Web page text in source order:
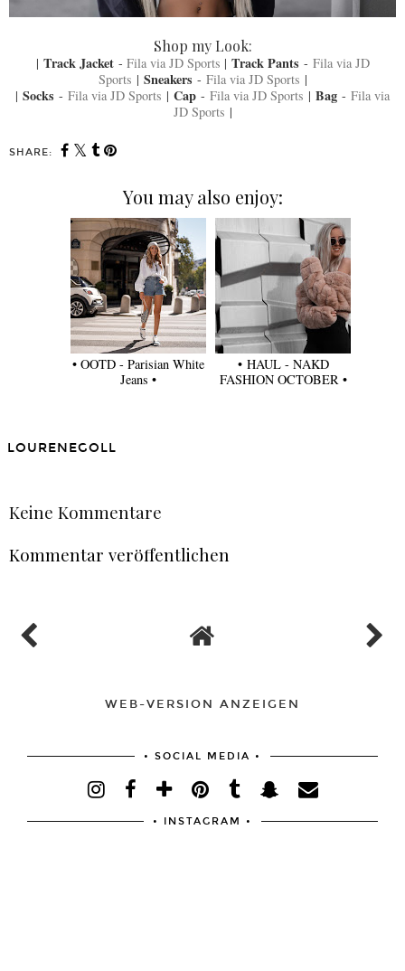
Shop my Look:
| Track Jacket- Fila via JD Sports | Track Pants - Fila via JD
Sports | Sneakers - Fila via JD Sports |
| Socks - Fila via JD Sports | Cap - Fila via JD Sports | Bag - Fila via
JD Sports |
SHARE:
You may also enjoy:
• OOTD - Parisian White
Jeans •
• HAUL - NAKD
FASHION OCTOBER •
LOURENEGOLL
Keine Kommentare
Kommentar veröffentlichen
WEB-VERSION ANZEIGEN
• SOCIAL MEDIA •
• INSTAGRAM •